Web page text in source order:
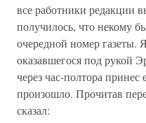
все работники редакции
получилось, что некому
очередной номер газеты.
оказавшегося под рукой
через час-полтора
произошло. Прочитав
сказал: